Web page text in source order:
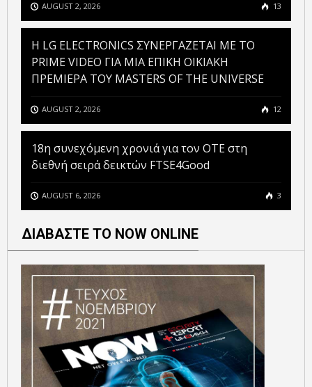
AUGUST 2, 2026 13
H LG ELECTRONICS ΣΥΝΕΡΓΑΖΕΤΑΙ ΜΕ ΤΟ
PRIME VIDEO ΓΙΑ ΜΙΑ ΕΠΙΚΗ ΟΙΚΙΑΚΗ
ΠΡΕΜΙΕΡΑ ΤΟΥ MASTERS OF THE UNIVERSE
AUGUST 2, 2026 12
18η συνεχόμενη χρονιά για τον ΟΤΕ στη
διεθνή σειρά δεικτών FTSE4Good
AUGUST 6, 2026 3
ΔΙΑΒΑΣΤΕ ΤΟ NOW ONLINE